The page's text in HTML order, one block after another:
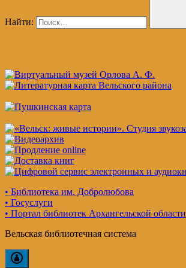
Найти:
• Библиотека им. Добролюбова
• Госуслуги
• Портал библиотек Архангельской области
Вельская библиотечная система